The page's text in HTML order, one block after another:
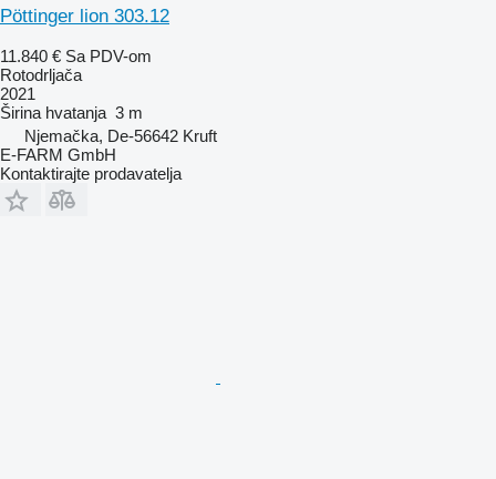
Pöttinger lion 303.12
11.840 € Sa PDV-om
Rotodrljača
2021
Širina hvatanja 3 m
Njemačka, De-56642 Kruft
E-FARM GmbH
Kontaktirajte prodavatelja